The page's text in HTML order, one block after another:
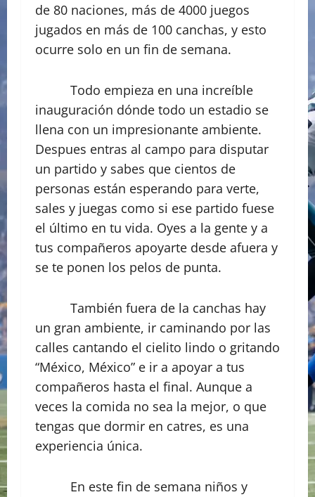
de 80 naciones, más de 4000 juegos
jugados en más de 100 canchas, y esto
ocurre solo en un fin de semana.
Todo empieza en una increíble
inauguración dónde todo un estadio se
llena con un impresionante ambiente.
Despues entras al campo para disputar
un partido y sabes que cientos de
personas están esperando para verte,
sales y juegas como si ese partido fuese
el último en tu vida. Oyes a la gente y a
tus compañeros apoyarte desde afuera y
se te ponen los pelos de punta.
También fuera de la canchas hay
un gran ambiente, ir caminando por las
calles cantando el cielito lindo o gritando
“México, México” e ir a apoyar a tus
compañeros hasta el final. Aunque a
veces la comida no sea la mejor, o que
tengas que dormir en catres, es una
experiencia única.
En este fin de semana niños y